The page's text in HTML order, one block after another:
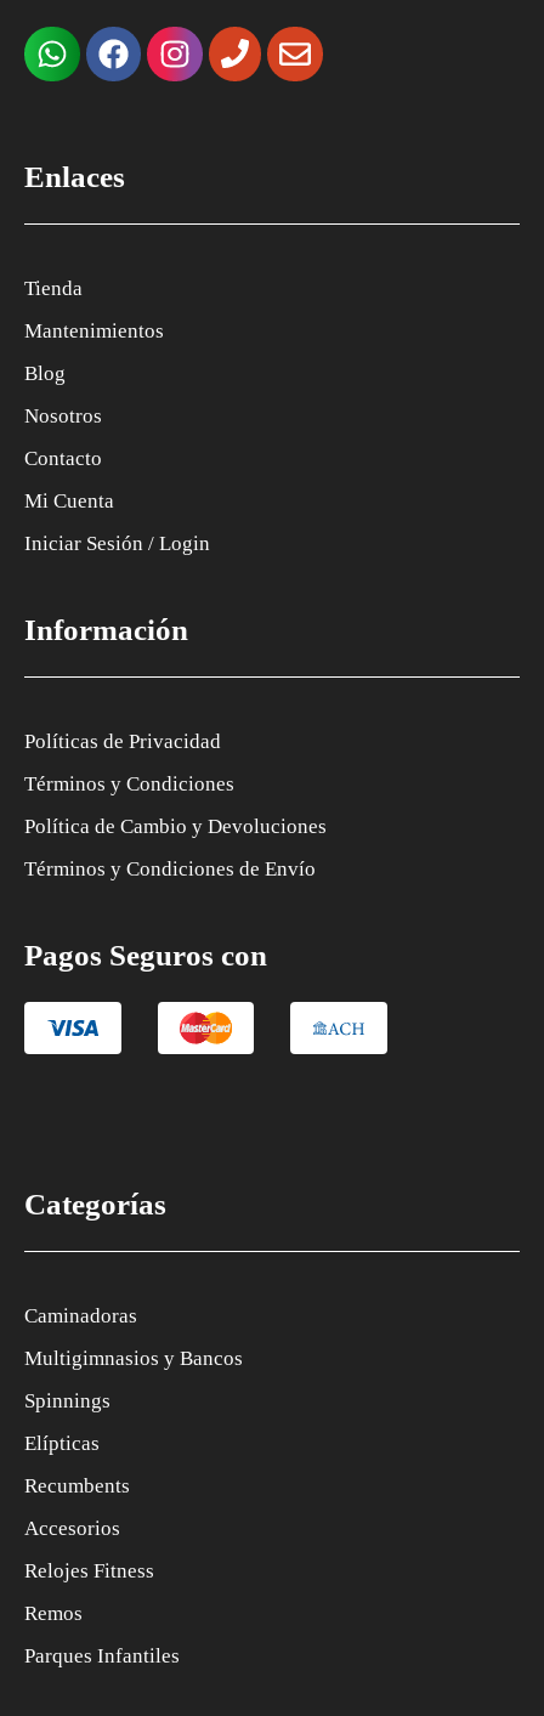
Enlaces
Tienda
Mantenimientos
Blog
Nosotros
Contacto
Mi Cuenta
Iniciar Sesión / Login
Información
Políticas de Privacidad
Términos y Condiciones
Política de Cambio y Devoluciones
Términos y Condiciones de Envío
Pagos Seguros con
Categorías
Caminadoras
Multigimnasios y Bancos
Spinnings
Elípticas
Recumbents
Accesorios
Relojes Fitness
Remos
Parques Infantiles